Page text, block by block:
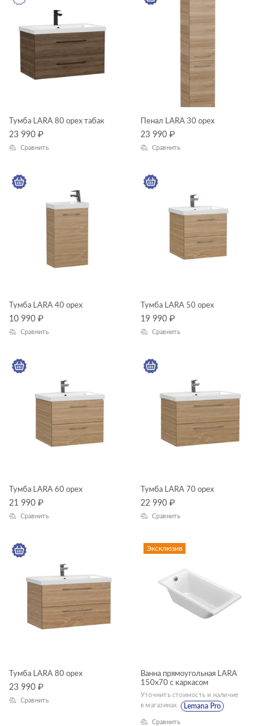
Ширина, см
Длина, см
LARA
Тумба LARA 80 орех табак
23 990 ₽
Сравнить
Пенал LARA 30 орех
23 990 ₽
Сравнить
Тумба LARA 40 орех
10 990 ₽
Сравнить
Тумба LARA 50 орех
19 990 ₽
Сравнить
Тумба LARA 60 орех
21 990 ₽
Сравнить
Тумба LARA 70 орех
22 990 ₽
Сравнить
Тумба LARA 80 орех
23 990 ₽
Сравнить
Эксклюзив
Ванна прямоугольная LARA
150x70 с каркасом
Уточнить стоимость и наличие
в магазинах
Lemana Pro
Сравнить